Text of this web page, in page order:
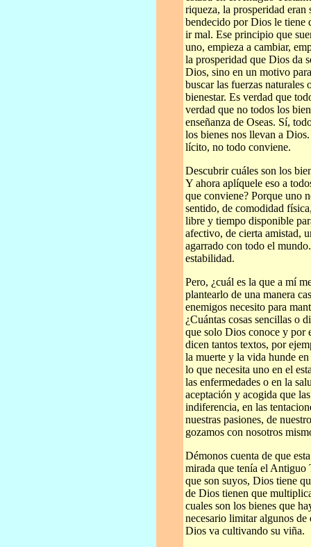
riqueza, la prosperidad
bendecido por Dios le tiene
ir mal. Ese principio que
uno, empieza a cambiar,
la prosperidad que Dios da
Dios, sino en un motivo
buscar las fuerzas naturales
bienestar. Es verdad que
verdad que no todos los
enseñanza de Oseas. Sí,
los bienes nos llevan a
lícito, no todo conviene.
Descubrir cuáles son los
Y ahora aplíquele eso a
que conviene? Porque uno
sentido, de comodidad
libre y tiempo disponible
afectivo, de cierta amistad,
agarrado con todo el
estabilidad.
Pero, ¿cuál es la que a mí
plantearlo de una manera
enemigos necesito para
¿Cuántas cosas sencillas o
que solo Dios conoce y por
dicen tantos textos, por
la muerte y la vida hunde
lo que necesita uno en el
las enfermedades o en la
aceptación y acogida que
indiferencia, en las
nuestras pasiones, de
gozamos con nosotros
Démonos cuenta de que
mirada que tenía el Antiguo
que son suyos, Dios tiene
de Dios tienen que
cuales son los bienes que
necesario limitar algunos de
Dios va cultivando su viña.